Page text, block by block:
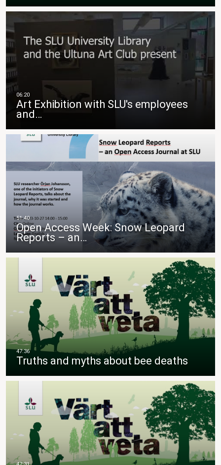
Art Exhibition with SLU's employees
and…
Open Access Week: Snow Leopard
Reports – an…
Truths and myths about bee deaths